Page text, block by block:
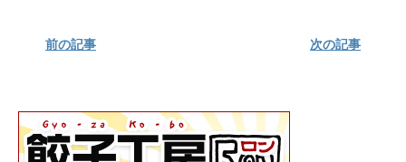
前の記事 次の記事